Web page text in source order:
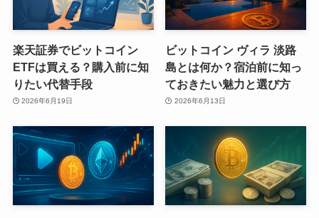
楽天証券でビットコイン
ETFは買える？購入前に知
りたい代替手段
2026年6月19日
ビットコイン ヴィラ 淡路
島とは何か？宿泊前に知っ
ておきたい魅力と選び方
2026年6月13日